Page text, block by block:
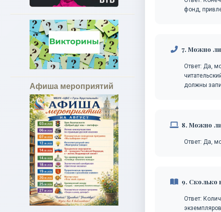
Афиша мероприятий
фонд,
7. Можно ли
Ответ: Да,
должны
8. Можно
Ответ: Да,
9. Сколько
Ответ: